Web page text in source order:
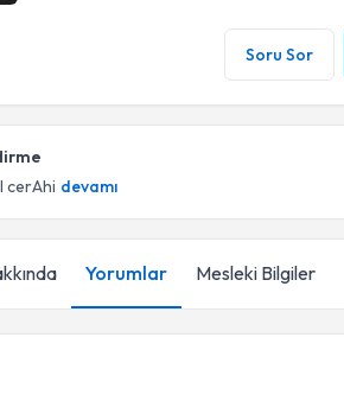
Soru Sor
cerAhi devamı
Yorumlar Mesleki Bilgiler